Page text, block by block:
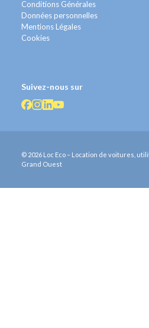
Conditions Générales
Données personnelles
Mentions Légales
Cookies
Suivez-nous sur
© 2026 Loc Eco – Location de voitures,
Grand Ouest